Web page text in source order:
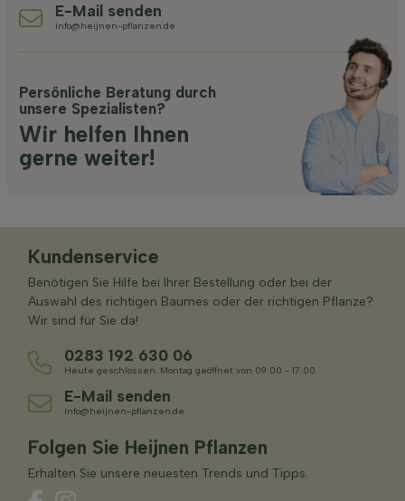
E-Mail senden
info@heijnen-pflanzen.de
Persönliche Beratung durch
unsere Spezialisten?
Wir helfen Ihnen
gerne weiter!
Kundenservice
Benötigen Sie Hilfe bei Ihrer Bestellung oder bei der
Auswahl des richtigen Baumes oder der richtigen Pflanze?
Wir sind für Sie da!
0283 192 630 06
Heute geschlossen. Montag geöffnet von 09:00 - 17:00
E-Mail senden
info@heijnen-pflanzen.de
Folgen Sie Heijnen Pflanzen
Erhalten Sie unsere neuesten Trends und Tipps.